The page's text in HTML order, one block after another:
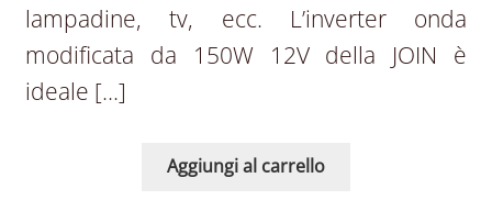
lampadine, tv, ecc. L’inverter onda
modificata da 150W 12V della JOIN è
ideale […]
Aggiungi al carrello